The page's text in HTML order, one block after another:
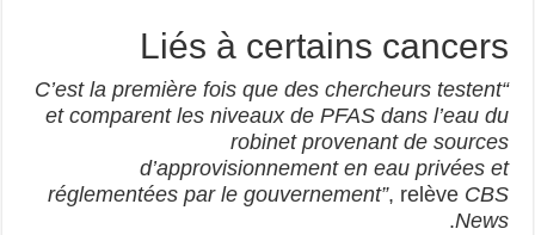
Liés à certains cancers
“C’est la première fois que des chercheurs testent
et comparent les niveaux de PFAS dans l’eau du
robinet provenant de sources
d’approvisionnement en eau privées et
réglementées par le gouvernement”, relèveCBS
News
.